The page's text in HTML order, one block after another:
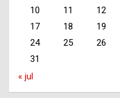
10
11 12
17
18 19
24
25 26
31
« jul